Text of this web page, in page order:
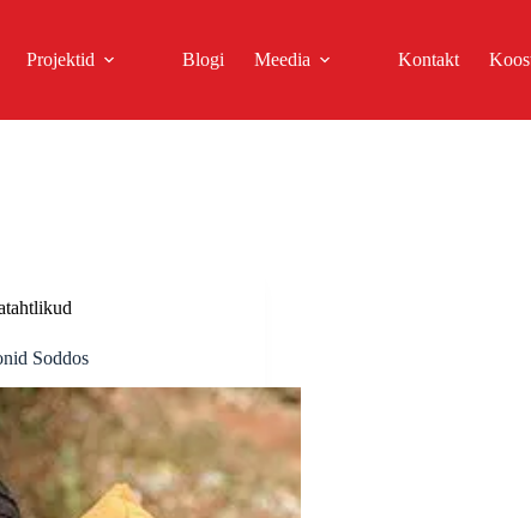
Projektid Blogi Meedia Kontakt
Soddos